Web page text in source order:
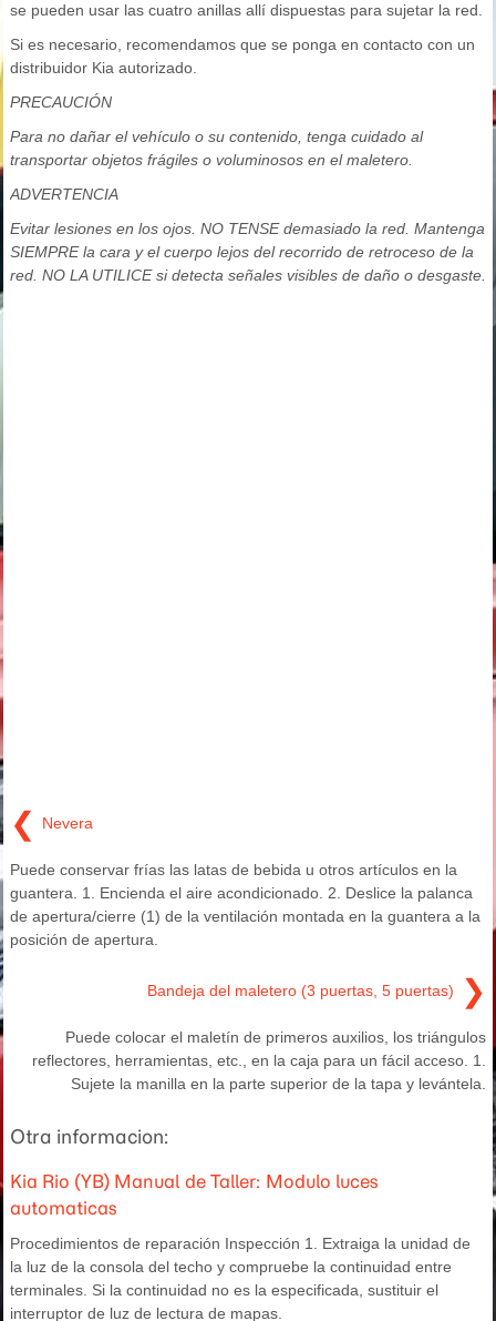
se pueden usar las cuatro anillas allí dispuestas para sujetar la red.
Si es necesario, recomendamos que se ponga en contacto con un
distribuidor Kia autorizado.
PRECAUCIÓN
Para no dañar el vehículo o su contenido, tenga cuidado al
transportar objetos frágiles o voluminosos en el maletero.
ADVERTENCIA
Evitar lesiones en los ojos. NO TENSE demasiado la red. Mantenga
SIEMPRE la cara y el cuerpo lejos del recorrido de retroceso de la
red. NO LA UTILICE si detecta señales visibles de daño o desgaste.
❮ Nevera
Puede conservar frías las latas de bebida u otros artículos en la
guantera. 1. Encienda el aire acondicionado. 2. Deslice la palanca
de apertura/cierre (1) de la ventilación montada en la guantera a la
posición de apertura.
Bandeja del maletero (3 puertas, 5 puertas) ❯
Puede colocar el maletín de primeros auxilios, los triángulos
reflectores, herramientas, etc., en la caja para un fácil acceso. 1.
Sujete la manilla en la parte superior de la tapa y levántela.
Otra informacion:
Kia Rio (YB) Manual de Taller: Modulo luces
automaticas
Procedimientos de reparación Inspección 1. Extraiga la unidad de
la luz de la consola del techo y compruebe la continuidad entre
terminales. Si la continuidad no es la especificada, sustituir el
interruptor de luz de lectura de mapas.